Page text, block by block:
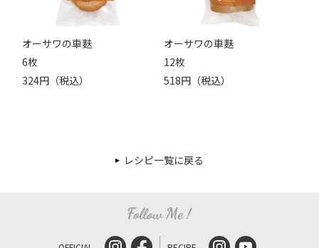
オーサワの車麩
6枚
324円（税込）
オーサワの車麩
12枚
518円（税込）
レシピ一覧に戻る